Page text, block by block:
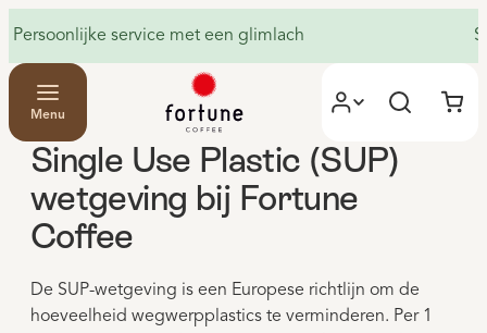
Persoonlijke service met een glimlach
Menu
Single Use Plastic (SUP)
wetgeving bij Fortune
Coffee
De SUP-wetgeving is een Europese richtlijn om de
hoeveelheid wegwerpplastics te verminderen. Per 1